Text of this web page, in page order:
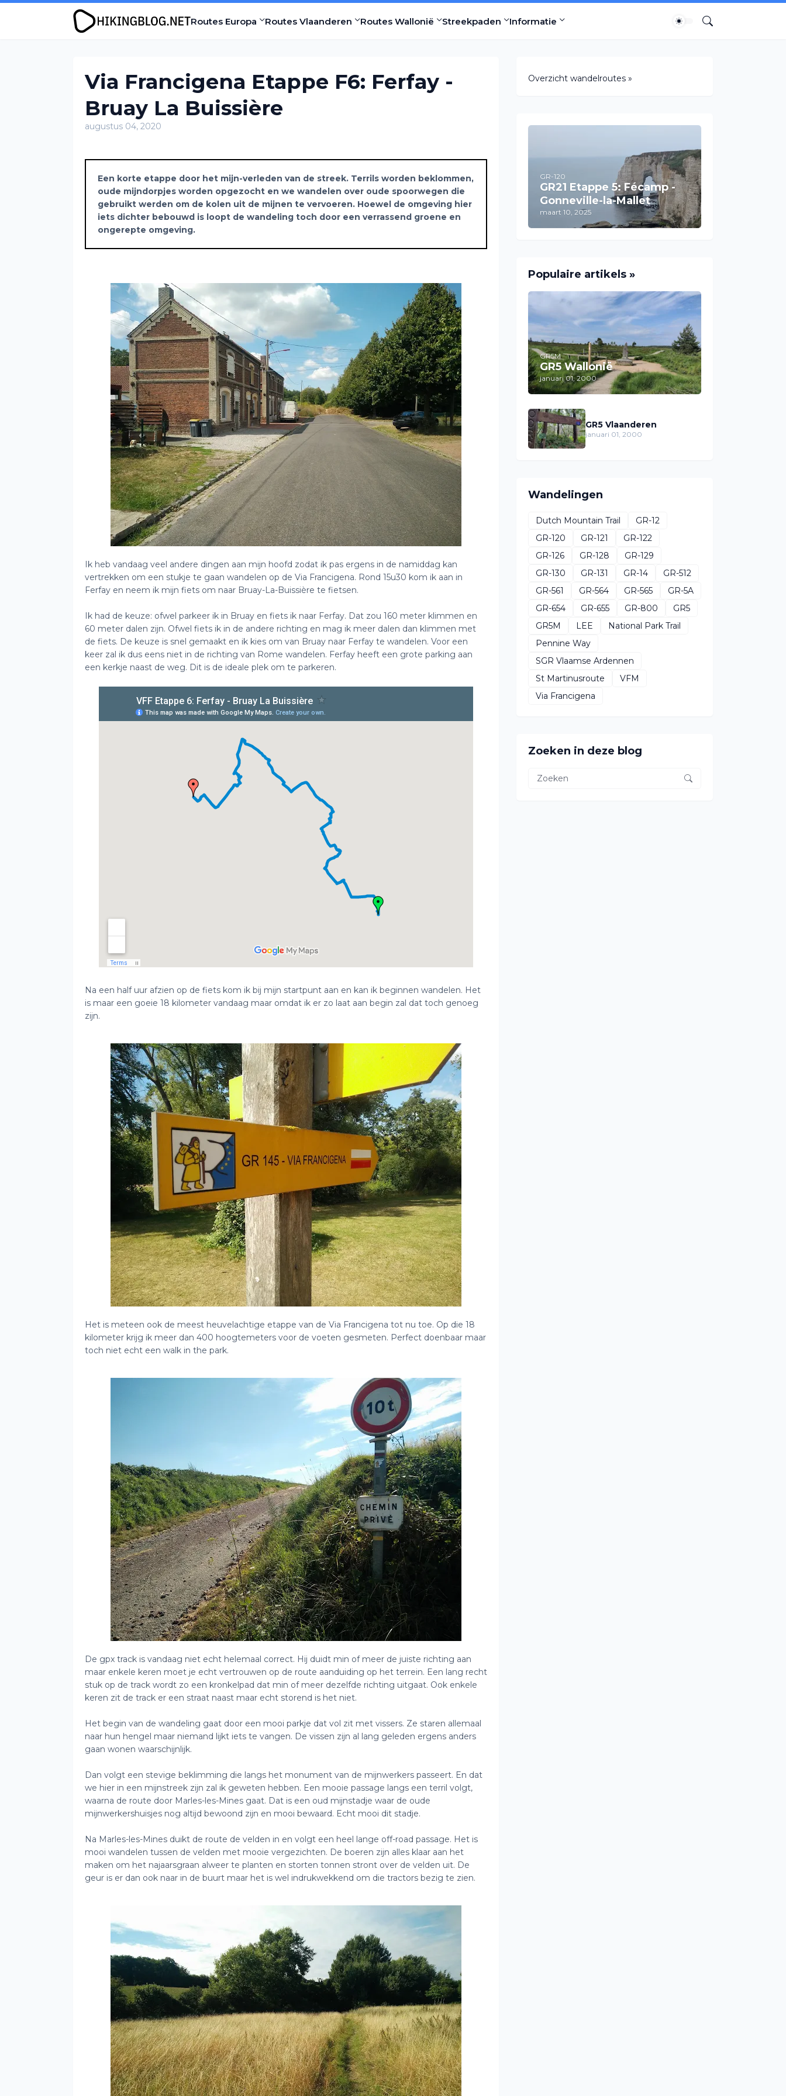
Routes Europa Routes Vlaanderen Routes Wallonië Streekpaden Informatie
Via Francigena Etappe F6: Ferfay -
Bruay La Buissière
augustus 04, 2020
Een korte etappe door het mijn-verleden van de streek. Terrils worden beklommen,
oude mijndorpjes worden opgezocht en we wandelen over oude spoorwegen die
gebruikt werden om de kolen uit de mijnen te vervoeren. Hoewel de omgeving hier
iets dichter bebouwd is loopt de wandeling toch door een verrassend groene en
ongerepte omgeving.
Ik heb vandaag veel andere dingen aan mijn hoofd zodat ik pas ergens in de namiddag kan
vertrekken om een stukje te gaan wandelen op de Via Francigena. Rond 15u30 kom ik aan in
Ferfay en neem ik mijn fiets om naar Bruay-La-Buissière te fietsen.
Ik had de keuze: ofwel parkeer ik in Bruay en fiets ik naar Ferfay. Dat zou 160 meter klimmen en
60 meter dalen zijn. Ofwel fiets ik in de andere richting en mag ik meer dalen dan klimmen met
de fiets. De keuze is snel gemaakt en ik kies om van Bruay naar Ferfay te wandelen. Voor een
keer zal ik dus eens niet in de richting van Rome wandelen. Ferfay heeft een grote parking aan
een kerkje naast de weg. Dit is de ideale plek om te parkeren.
Na een half uur afzien op de fiets kom ik bij mijn startpunt aan en kan ik beginnen wandelen. Het
is maar een goeie 18 kilometer vandaag maar omdat ik er zo laat aan begin zal dat toch genoeg
zijn.
Het is meteen ook de meest heuvelachtige etappe van de Via Francigena tot nu toe. Op die 18
kilometer krijg ik meer dan 400 hoogtemeters voor de voeten gesmeten. Perfect doenbaar maar
toch niet echt een walk in the park.
De gpx track is vandaag niet echt helemaal correct. Hij duidt min of meer de juiste richting aan
maar enkele keren moet je echt vertrouwen op de route aanduiding op het terrein. Een lang recht
stuk op de track wordt zo een kronkelpad dat min of meer dezelfde richting uitgaat. Ook enkele
keren zit de track er een straat naast maar echt storend is het niet.
Het begin van de wandeling gaat door een mooi parkje dat vol zit met vissers. Ze staren allemaal
naar hun hengel maar niemand lijkt iets te vangen. De vissen zijn al lang geleden ergens anders
gaan wonen waarschijnlijk.
Dan volgt een stevige beklimming die langs het monument van de mijnwerkers passeert. En dat
we hier in een mijnstreek zijn zal ik geweten hebben. Een mooie passage langs een terril volgt,
waarna de route door Marles-les-Mines gaat. Dat is een oud mijnstadje waar de oude
mijnwerkershuisjes nog altijd bewoond zijn en mooi bewaard. Echt mooi dit stadje.
Na Marles-les-Mines duikt de route de velden in en volgt een heel lange off-road passage. Het is
mooi wandelen tussen de velden met mooie vergezichten. De boeren zijn alles klaar aan het
maken om het najaarsgraan alweer te planten en storten tonnen stront over de velden uit. De
geur is er dan ook naar in de buurt maar het is wel indrukwekkend om die tractors bezig te zien.
Overzicht wandelroutes »
GR-120
GR21 Etappe 5: Fécamp -
Gonneville-la-Mallet
maart 10, 2025
Populaire artikels »
GR5M
GR5 Wallonië
januari 01, 2000
GR5 Vlaanderen
januari 01, 2000
Wandelingen
Dutch Mountain Trail
GR-12
GR-120
GR-121
GR-122
GR-126
GR-128
GR-129
GR-130
GR-131 GR-14
GR-512
GR-561
GR-564 GR-565
GR-5A
GR-654
GR-655 GR-800
GR5
GR5M
LEE
National Park Trail
Pennine Way
SGR Vlaamse Ardennen
St Martinusroute
VFM
Via Francigena
Zoeken in deze blog